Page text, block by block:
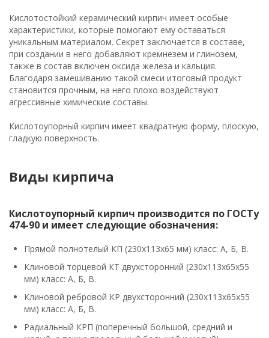
Кислотостойкий керамический кирпич имеет особые
характеристики, которые помогают ему оставаться
уникальным материалом. Секрет заключается в составе,
при создании в него добавляют кремнезем и глинозем,
также в состав включен оксида железа и кальция.
Благодаря замешиванию такой смеси итоговый продукт
становится прочным, на него плохо воздействуют
агрессивные химические составы.
Кислотоупорный кирпич имеет квадратную форму, плоскую,
гладкую поверхность.
Виды кирпича
Кислотоупорный кирпич производится по ГОСТу
474-90 и имеет следующие обозначения:
Прямой полнотелый КП (230х113х65 мм) класс: А, Б, В.
Клиновой торцевой КТ двухсторонний (230х113х65х55
мм) класс: А, Б, В.
Клиновой ребровой КР двухсторонний (230х113х65х55
мм) класс: А, Б, В.
Радиальный КРП (поперечный большой, средний и